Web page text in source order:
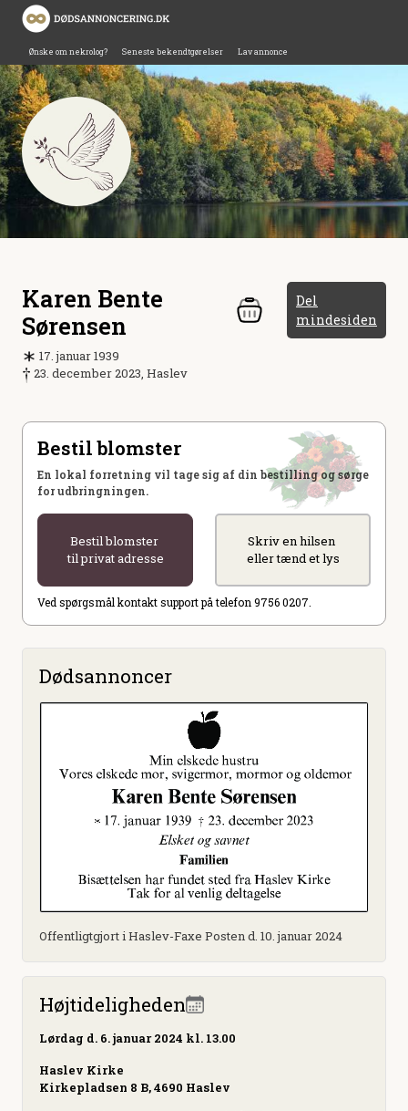
Ønske om nekrolog? Seneste bekendtgørelser Lav annonce
Karen Bente
Sørensen
Del
mindesiden
17. januar 1939
23. december 2023, Haslev
Bestil blomster
En lokal forretning vil tage sig af din bestilling og sørge
for udbringningen.
Bestil blomster
til privat adresse
Skriv en hilsen
eller tænd et lys
Ved spørgsmål kontakt support på telefon 9756 0207.
Dødsannoncer
Offentligtgjort i Haslev-Faxe Posten d. 10. januar 2024
Højtideligheden
Lørdag d. 6. januar 2024 kl. 13.00
Haslev Kirke
Kirkepladsen 8 B, 4690 Haslev